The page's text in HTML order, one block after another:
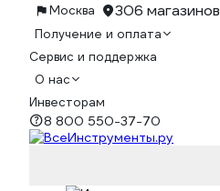
Москва 306 магазинов
Получение и оплата
Сервис и поддержка
О нас
Инвесторам
8 800 550-37-70